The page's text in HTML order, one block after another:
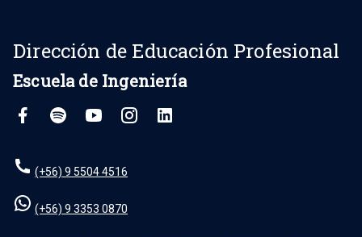
Dirección de Educación Profesional
Escuela de Ingeniería
(+56) 9 5504 4516
(+56) 9 3353 0870